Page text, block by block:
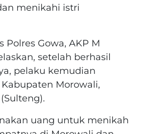
menikahi istri
Polres Gowa, AKP M
setelah berhasil
pelaku kemudian
Morowali,
uang untuk menikah